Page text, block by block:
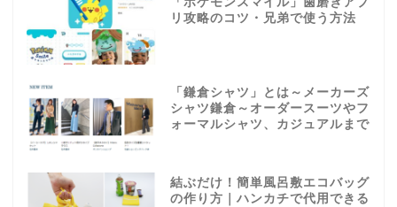
リ攻略のコツ・兄弟で使う方法
「鎌倉シャツ」とは～メーカーズ
シャツ鎌倉～オーダースーツやフ
ォーマルシャツ、カジュアルまで
結ぶだけ！簡単風呂敷エコバッグ
の作り方｜ハンカチで代用できる